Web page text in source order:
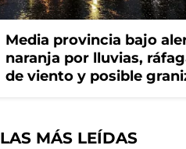
Media provincia bajo
naranja por lluvias,
de viento y posible
LAS MÁS LEÍDAS